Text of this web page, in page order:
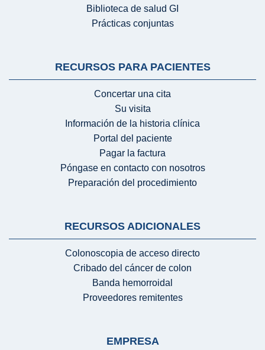
Biblioteca de salud GI
Prácticas conjuntas
RECURSOS PARA PACIENTES
Concertar una cita
Su visita
Información de la historia clínica
Portal del paciente
Pagar la factura
Póngase en contacto con nosotros
Preparación del procedimiento
RECURSOS ADICIONALES
Colonoscopia de acceso directo
Cribado del cáncer de colon
Banda hemorroidal
Proveedores remitentes
EMPRESA